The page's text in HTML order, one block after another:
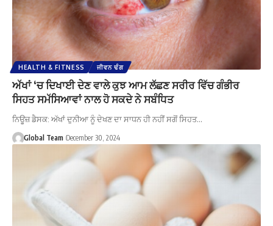
HEALTH & FITNESS ਜੀਵਨ ਢੰਗ
ਅੱਖਾਂ ‘ਚ ਦਿਖਾਈ ਦੇਣ ਵਾਲੇ ਕੁਝ ਆਮ ਲੱਛਣ ਸਰੀਰ ਵਿੱਚ ਗੰਭੀਰ
ਸਿਹਤ ਸਮੱਸਿਆਵਾਂ ਨਾਲ ਹੋ ਸਕਦੇ ਨੇ ਸਬੰਧਿਤ
ਨਿਊਜ਼ ਡੈਸਕ: ਅੱਖਾਂ ਦੁਨੀਆ ਨੂੰ ਦੇਖਣ ਦਾ ਸਾਧਨ ਹੀ ਨਹੀਂ ਸਗੋਂ ਸਿਹਤ…
Global Team December 30, 2024